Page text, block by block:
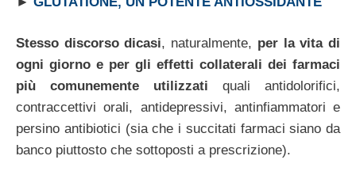
Stesso discorso dicasi, naturalmente, per la vita di
ogni giorno e per gli effetti collaterali dei farmaci
più comunemente utilizzati quali antidolorifici,
contraccettivi orali, antidepressivi, antinfiammatori e
persino antibiotici (sia che i succitati farmaci siano da
banco piuttosto che sottoposti a prescrizione).